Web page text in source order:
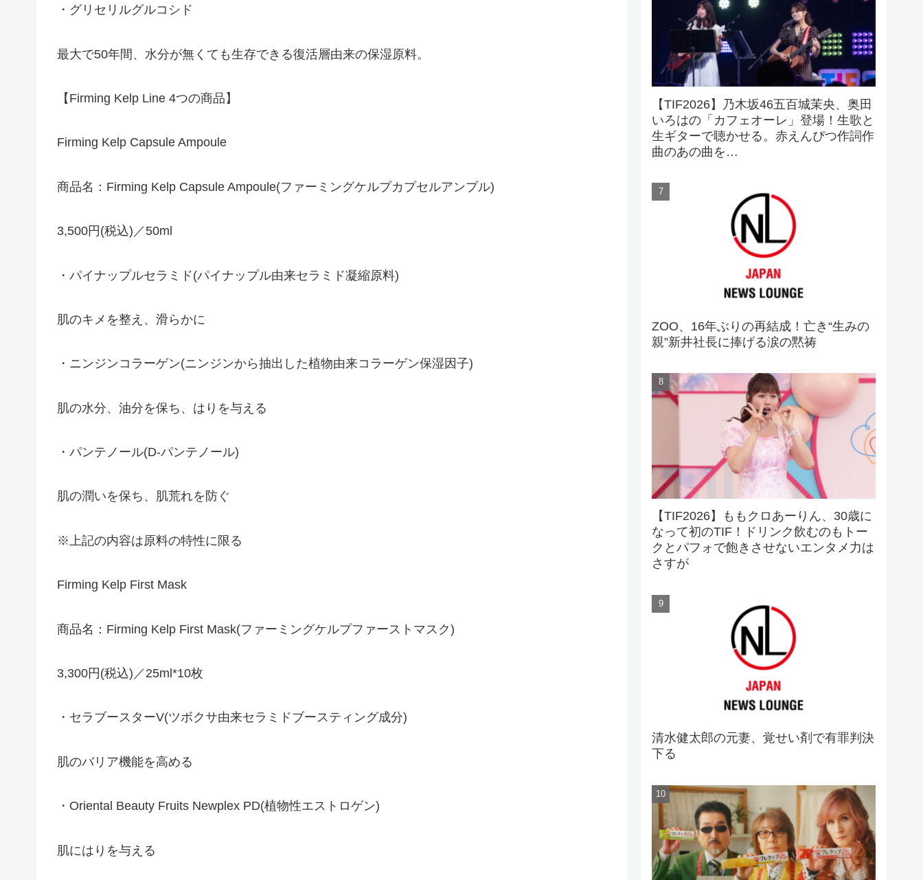
・グリセリルグルコシド
最大で50年間、水分が無くても生存できる復活層由来の保湿原料。
【Firming Kelp Line 4つの商品】
Firming Kelp Capsule Ampoule
商品名：Firming Kelp Capsule Ampoule(ファーミングケルプカプセルアンプル)
3,500円(税込)／50ml
・パイナップルセラミド(パイナップル由来セラミド凝縮原料)
肌のキメを整え、滑らかに
・ニンジンコラーゲン(ニンジンから抽出した植物由来コラーゲン保湿因子)
肌の水分、油分を保ち、はりを与える
・パンテノール(D-パンテノール)
肌の潤いを保ち、肌荒れを防ぐ
※上記の内容は原料の特性に限る
Firming Kelp First Mask
商品名：Firming Kelp First Mask(ファーミングケルプファーストマスク)
3,300円(税込)／25ml*10枚
・セラブースターV(ツボクサ由来セラミドブースティング成分)
肌のバリア機能を高める
・Oriental Beauty Fruits Newplex PD(植物性エストロゲン)
肌にはりを与える
【TIF2026】乃木坂46五百城茉央、奥田
いろはの「カフェオーレ」登場！生歌と
生ギターで聴かせる。赤えんぴつ作詞作
曲のあの曲を…
ZOO、16年ぶりの再結成！亡き“生みの
親”新井社長に捧げる涙の黙祷
【TIF2026】ももクロあーりん、30歳に
なって初のTIF！ドリンク飲むのもトー
クとパフォで飽きさせないエンタメ力は
さすが
清水健太郎の元妻、覚せい剤で有罪判決
下る